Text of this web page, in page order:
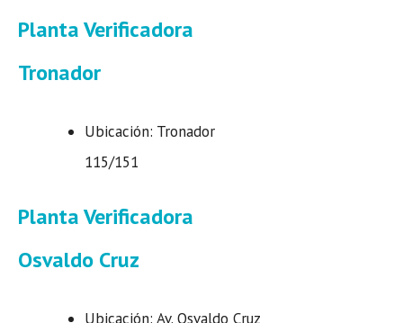
Planta Verificadora
Tronador
Ubicación: Tronador
115/151
Planta Verificadora
Osvaldo Cruz
Ubicación: Av. Osvaldo Cruz